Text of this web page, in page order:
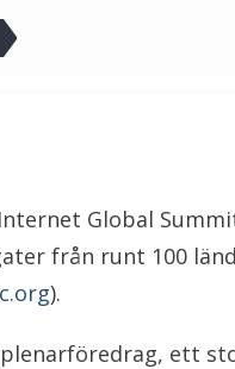
Global Summit
från runt 100
).
plenarföredrag,